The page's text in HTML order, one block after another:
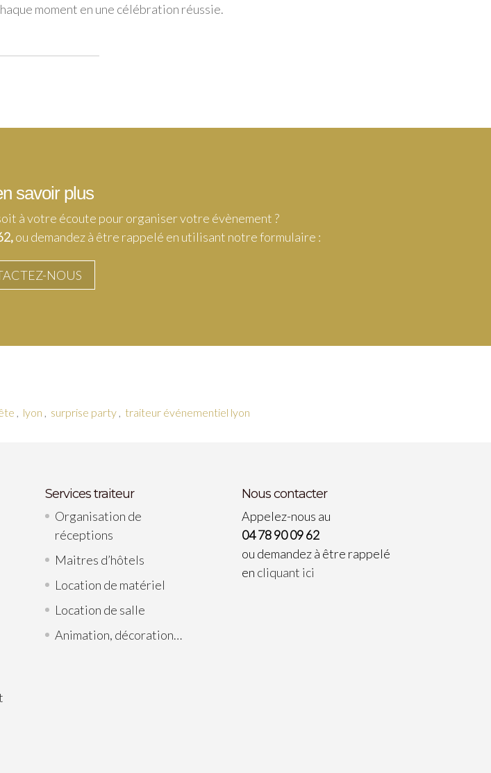
moment en une célébration réussie.
savoir plus
à votre écoute pour organiser votre évènement ?
ou demandez à être rappelé en utilisant notre formulaire :
NOUS
, lyon , surprise party , traiteur événementiel lyon
Services traiteur
Organisation de
réceptions
Maitres d’hôtels
Location de matériel
Location de salle
Animation, décoration…
Nous contacter
Appelez-nous au
04 78 90 09 62
ou demandez à être rappelé
en cliquant ici